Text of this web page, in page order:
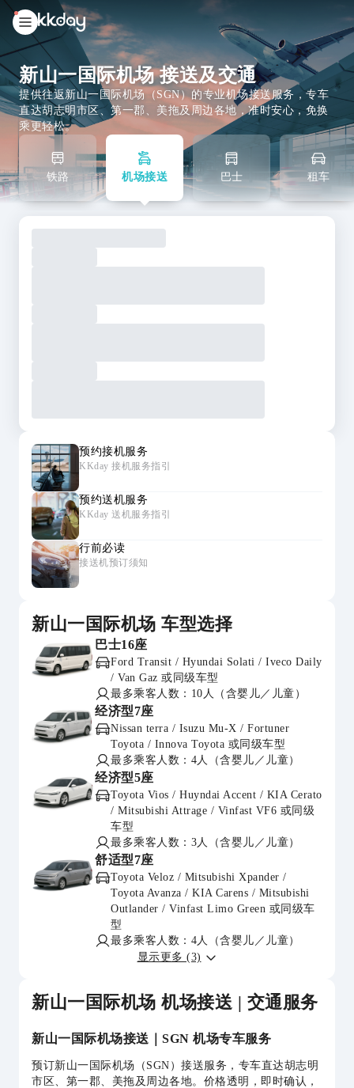
unread
notifications
新山一国际机场 接送及交通
提供往返新山一国际机场（SGN）的专业机场接送服务，专车
直达胡志明市区、第一郡、美拖及周边各地，准时安心，免换
乘更轻松。
铁路 机场接送 巴士 租车
预约接机服务
KKday 接机服务指引
预约送机服务
KKday 送机服务指引
行前必读
接送机预订须知
新山一国际机场 车型选择
巴士16座
Ford Transit / Hyundai Solati / Iveco Daily
/ Van Gaz 或同级车型
最多乘客人数：10人（含婴儿／儿童）
经济型7座
Nissan terra / Isuzu Mu-X / Fortuner
Toyota / Innova Toyota 或同级车型
最多乘客人数：4人（含婴儿／儿童）
经济型5座
Toyota Vios / Huyndai Accent / KIA Cerato
/ Mitsubishi Attrage / Vinfast VF6 或同级
车型
最多乘客人数：3人（含婴儿／儿童）
舒适型7座
Toyota Veloz / Mitsubishi Xpander /
Toyota Avanza / KIA Carens / Mitsubishi
Outlander / Vinfast Limo Green 或同级车
型
最多乘客人数：4人（含婴儿／儿童）
显示更多 (3)
新山一国际机场 机场接送 | 交通服务
新山一国际机场接送｜SGN 机场专车服务
预订新山一国际机场（SGN）接送服务，专车直达胡志明
市区、第一郡、美拖及周边各地。价格透明，即时确认，